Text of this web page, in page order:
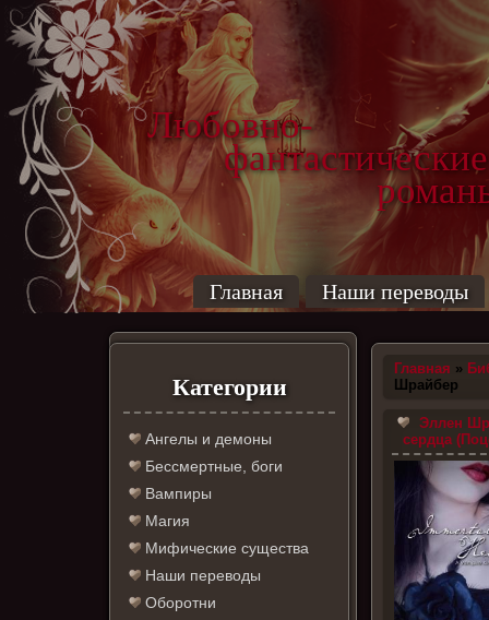
Любовно-
фантастические
Главная Наши переводы
Категории
Ангелы и демоны
Бессмертные, боги
Вампиры
Магия
Мифические существа
Наши переводы
Оборотни
Главная »
Шрайбер
Эллен
сердца